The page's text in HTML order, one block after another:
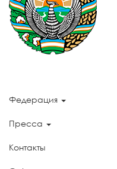
Федерация
Пресса
Контакты